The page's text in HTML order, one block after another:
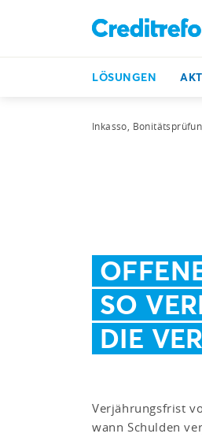
LÖSUNGEN
Inkasso,
SO
DIE
Verjährungsfrist
wann Schulden